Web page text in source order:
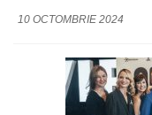
10 OCTOMBRIE 2024